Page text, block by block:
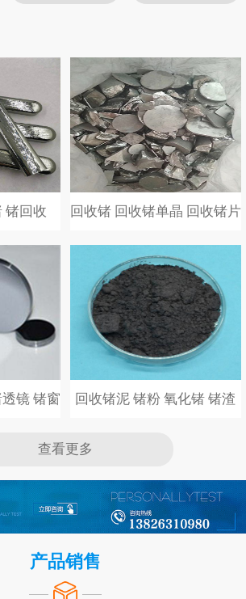
锗回收 回收锗 回收锗单晶 回收锗片
镜 锗窗口 回收锗泥 锗粉 氧化锗 锗渣
查看更多
产品销售